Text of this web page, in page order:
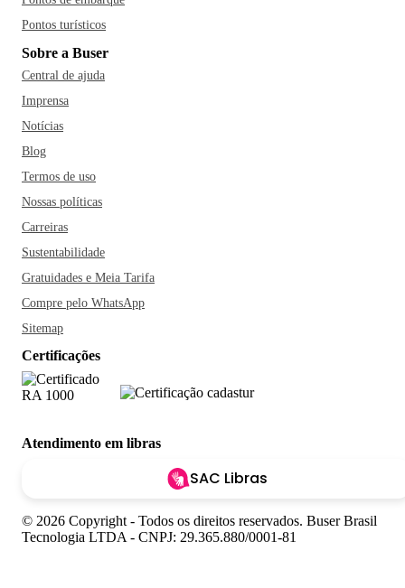
Pontos turísticos
Sobre a Buser
Central de ajuda
Imprensa
Notícias
Blog
Termos de uso
Nossas políticas
Carreiras
Sustentabilidade
Gratuidades e Meia Tarifa
Compre pelo WhatsApp
Sitemap
Certificações
Atendimento em libras
SAC Libras
© 2026 Copyright - Todos os direitos reservados. Buser Brasil
Tecnologia LTDA - CNPJ: 29.365.880/0001-81